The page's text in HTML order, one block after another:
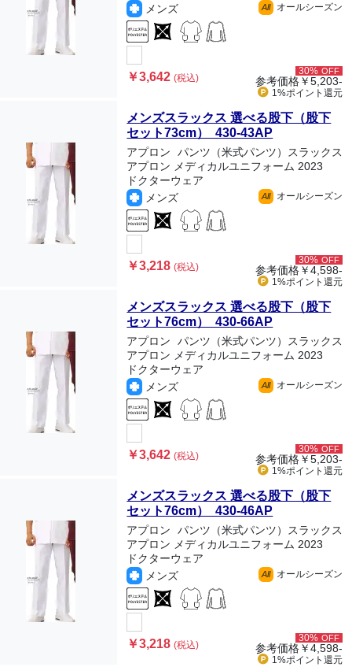
メンズ
All オールシーズン
￥3,642(税込)
30% OFF
参考価格￥5,203-
1%ポイント 還元
メンズスラックス 選べる股下（股下
セット73cm） 430-43AP
アプロン
パンツ（米式パンツ）スラックス
アプロン メディカルユニフォーム 2023
ドクターウェア
メンズ
All オールシーズン
￥3,218(税込)
30% OFF
参考価格￥4,598-
1%ポイント 還元
メンズスラックス 選べる股下（股下
セット76cm） 430-66AP
アプロン
パンツ（米式パンツ）スラックス
アプロン メディカルユニフォーム 2023
ドクターウェア
メンズ
All オールシーズン
￥3,642(税込)
30% OFF
参考価格￥5,203-
1%ポイント 還元
メンズスラックス 選べる股下（股下
セット76cm） 430-46AP
アプロン
パンツ（米式パンツ）スラックス
アプロン メディカルユニフォーム 2023
ドクターウェア
メンズ
All オールシーズン
￥3,218(税込)
30% OFF
参考価格￥4,598-
1%ポイント 還元